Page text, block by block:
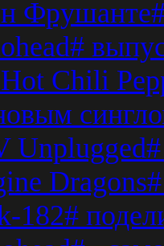
Chili
Unplugged#
182#